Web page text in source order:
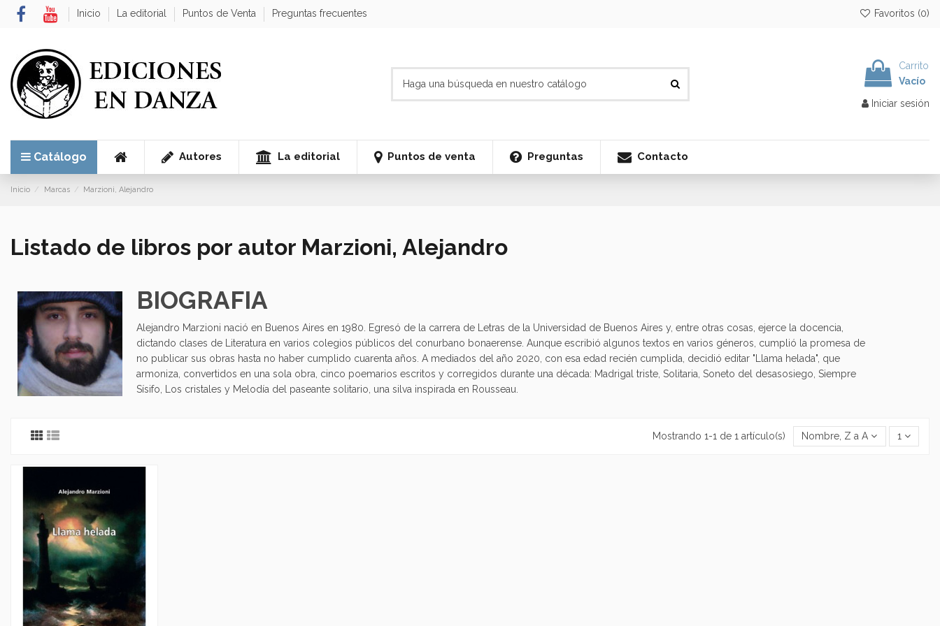
Inicio La editorial Puntos de Venta Preguntas frecuentes Favoritos (0)
Carrito
Vacío
Iniciar sesión
Catálogo Autores La editorial Puntos de venta Preguntas Contacto
Inicio Marcas Marzioni, Alejandro
Listado de libros por autor Marzioni, Alejandro
BIOGRAFIA
Alejandro Marzioni nació en Buenos Aires en 1980. Egresó de la carrera de Letras de la Universidad de Buenos Aires y, entre otras cosas, ejerce la docencia,
dictando clases de Literatura en varios colegios públicos del conurbano bonaerense. Aunque escribió algunos textos en varios géneros, cumplió la promesa de
no publicar sus obras hasta no haber cumplido cuarenta años. A mediados del año 2020, con esa edad recién cumplida, decidió editar "Llama helada", que
armoniza, convertidos en una sola obra, cinco poemarios escritos y corregidos durante una década: Madrigal triste, Solitaria, Soneto del desasosiego, Siempre
Sísifo, Los cristales y Melodía del paseante solitario, una silva inspirada en Rousseau.
Mostrando 1-1 de 1 artículo(s) Nombre, Z a A 1